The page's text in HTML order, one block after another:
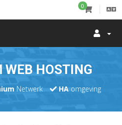
0
WEB HOSTING
Netwerk HAomgeving